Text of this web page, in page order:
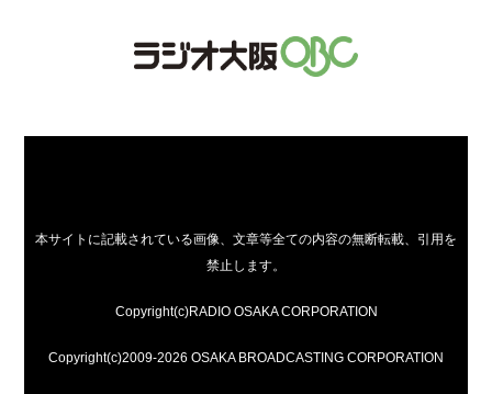
本サイトに記載されている画像、文章等全ての内容の無断転載、引用を
禁止します。
Copyright(c)RADIO OSAKA CORPORATION
Copyright(c)2009-2026 OSAKA BROADCASTING CORPORATION